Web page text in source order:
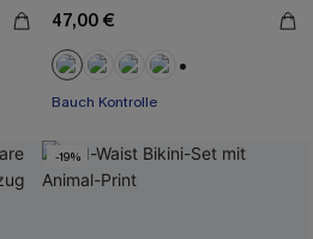
47,00 €
Bauch Kontrolle
-19%